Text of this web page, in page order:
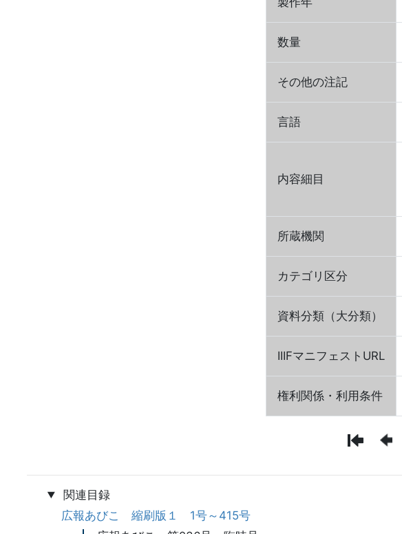
数量
その他の注記
言語
内容細目
所蔵機関
カテゴリ区分
資料分類（大分類）
IIIFマニフェストURL
権利関係・利用条件
関連目録
広報あびこ 縮刷版１ 1号～415号